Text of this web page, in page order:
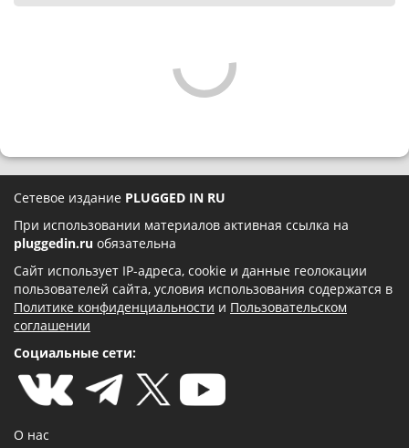
Сетевое издание PLUGGED IN RU
При использовании материалов активная ссылка на
pluggedin.ru обязательна
Сайт использует IP-адреса, cookie и данные геолокации
пользователей сайта, условия использования содержатся в
Политике конфиденциальности и Пользовательском
соглашении
Социальные сети:
О нас